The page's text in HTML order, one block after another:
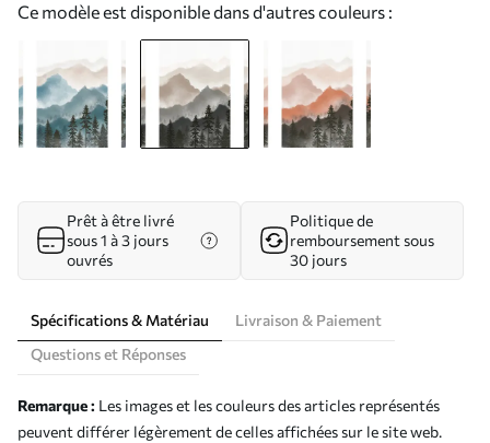
Ce modèle est disponible dans d'autres couleurs :
Prêt à être livré
sous 1 à 3 jours
ouvrés
Politique de
remboursement sous
30 jours
Spécifications & Matériau
Livraison & Paiement
Questions et Réponses
Remarque : Les images et les couleurs des articles représentés
peuvent différer légèrement de celles affichées sur le site web.